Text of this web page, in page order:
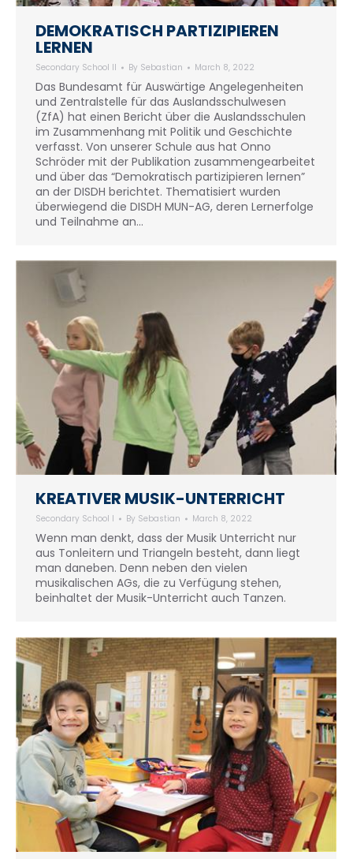
DEMOKRATISCH PARTIZIPIEREN
LERNEN
Secondary School II By Sebastian March 8, 2022
Das Bundesamt für Auswärtige Angelegenheiten
und Zentralstelle für das Auslandsschulwesen
(ZfA) hat einen Bericht über die Auslandsschulen
im Zusammenhang mit Politik und Geschichte
verfasst. Von unserer Schule aus hat Onno
Schröder mit der Publikation zusammengearbeitet
und über das “Demokratisch partizipieren lernen”
an der DISDH berichtet. Thematisiert wurden
überwiegend die DISDH MUN-AG, deren Lernerfolge
und Teilnahme an…
KREATIVER MUSIK-UNTERRICHT
Secondary School I By Sebastian March 8, 2022
Wenn man denkt, dass der Musik Unterricht nur
aus Tonleitern und Triangeln besteht, dann liegt
man daneben. Denn neben den vielen
musikalischen AGs, die zu Verfügung stehen,
beinhaltet der Musik-Unterricht auch Tanzen.